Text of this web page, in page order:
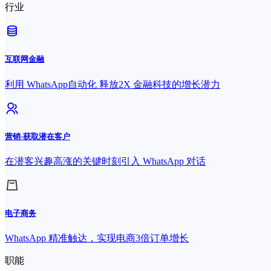
行业
互联网金融
利用 WhatsApp自动化 释放2X 金融科技的增长潜力
营销-获取潜在客户
在潜客兴趣高涨的关键时刻引入 WhatsApp 对话
电子商务
WhatsApp 精准触达，实现电商3倍订单增长
职能